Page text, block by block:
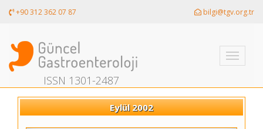
+90 312 362 07 87 bilgi@tgv.org.tr
Toggle
ISSN 1301-2487
Eylül 2002